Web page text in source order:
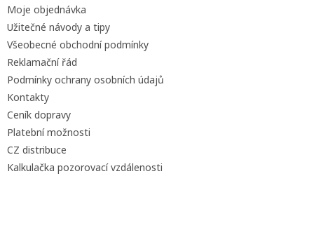
Moje objednávka
Užitečné návody a tipy
Všeobecné obchodní podmínky
Reklamační řád
Podmínky ochrany osobních údajů
Kontakty
Ceník dopravy
Platební možnosti
CZ distribuce
Kalkulačka pozorovací vzdálenosti